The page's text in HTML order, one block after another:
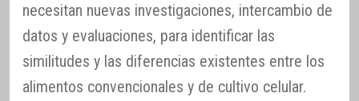
necesitan nuevas investigaciones, intercambio de
datos y evaluaciones, para identificar las
similitudes y las diferencias existentes entre los
alimentos convencionales y de cultivo celular.